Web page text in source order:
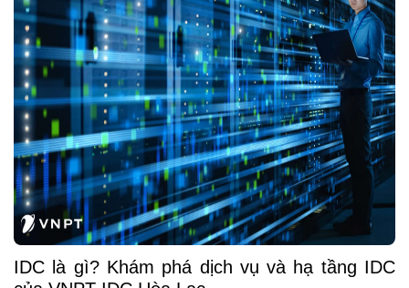
IDC là gì? Khám phá dịch vụ và hạ tầng IDC